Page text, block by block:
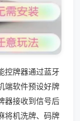
控牌器通过蓝牙
端软件预设好牌
器接收到信号后
将机洗牌、码牌